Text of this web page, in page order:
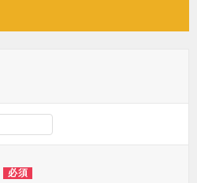
必須